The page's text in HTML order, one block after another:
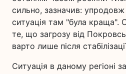
сильно, зазначив: упродовж
ситуація там "була краща".
те, що загрозу від
варто лише після
Ситуація в даному регіоні